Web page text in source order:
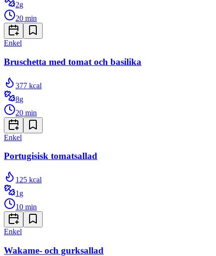
2g
20 min
Enkel
Bruschetta med tomat och basilika
377 kcal
8g
20 min
Enkel
Portugisisk tomatsallad
125 kcal
1 g
10 min
Enkel
Wakame- och gurksallad